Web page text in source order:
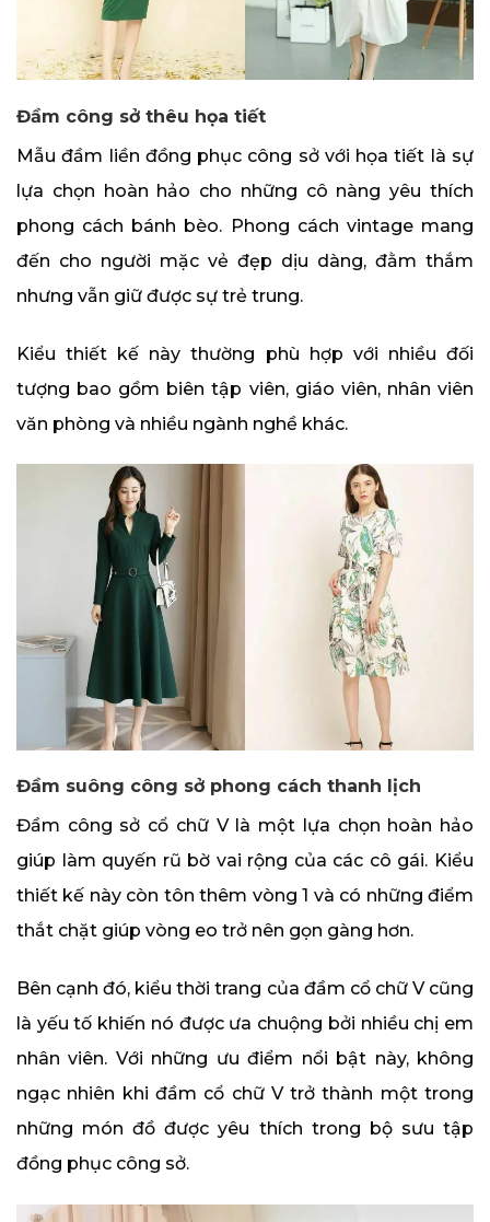
Đầm công sở thêu họa tiết
Mẫu đầm liền đồng phục công sở với họa tiết là sự
lựa chọn hoàn hảo cho những cô nàng yêu thích
phong cách bánh bèo. Phong cách vintage mang
đến cho người mặc vẻ đẹp dịu dàng, đằm thắm
nhưng vẫn giữ được sự trẻ trung.
Kiểu thiết kế này thường phù hợp với nhiều đối
tượng bao gồm biên tập viên, giáo viên, nhân viên
văn phòng và nhiều ngành nghề khác.
Đầm suông công sở phong cách thanh lịch
Đầm công sở cổ chữ V là một lựa chọn hoàn hảo
giúp làm quyến rũ bờ vai rộng của các cô gái. Kiểu
thiết kế này còn tôn thêm vòng 1 và có những điểm
thắt chặt giúp vòng eo trở nên gọn gàng hơn.
Bên cạnh đó, kiểu thời trang của đầm cổ chữ V cũng
là yếu tố khiến nó được ưa chuộng bởi nhiều chị em
nhân viên. Với những ưu điểm nổi bật này, không
ngạc nhiên khi đầm cổ chữ V trở thành một trong
những món đồ được yêu thích trong bộ sưu tập
đồng phục công sở.